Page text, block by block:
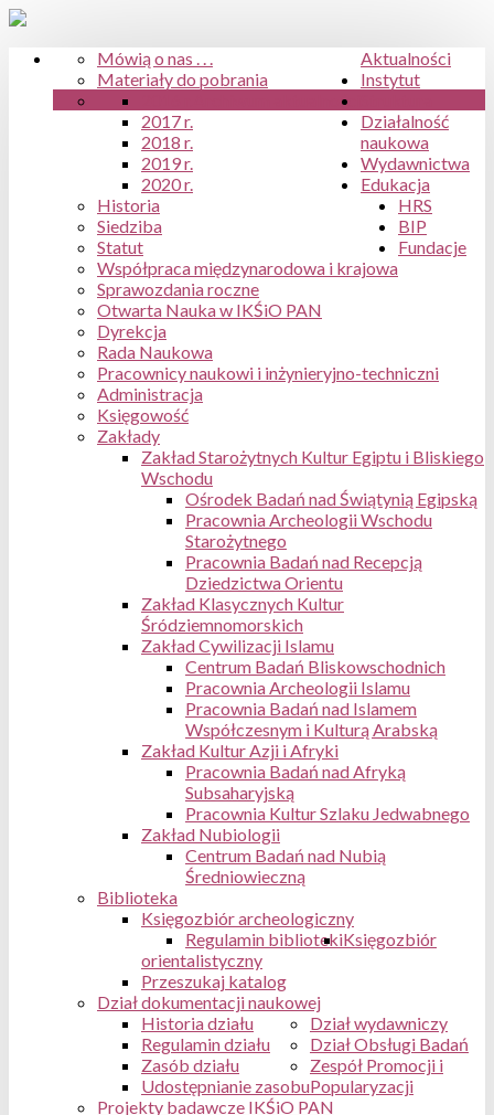
Aktualności
Mówią o nas . . .
Materiały do pobrania
Archiwum aktualności
2017 r.
2018 r.
2019 r.
2020 r.
Instytut
Historia
Siedziba
Statut
Współpraca międzynarodowa i krajowa
Sprawozdania roczne
Otwarta Nauka w IKŚiO PAN
Dyrekcja
Rada Naukowa
Pracownicy naukowi i inżynieryjno-techniczni
Administracja
Księgowość
Zakłady
Zakład Starożytnych Kultur Egiptu i Bliskiego
Wschodu
Ośrodek Badań nad Świątynią Egipską
Pracownia Archeologii Wschodu
Starożytnego
Pracownia Badań nad Recepcją
Dziedzictwa Orientu
Zakład Klasycznych Kultur
Śródziemnomorskich
Zakład Cywilizacji Islamu
Centrum Badań Bliskowschodnich
Pracownia Archeologii Islamu
Pracownia Badań nad Islamem
Współczesnym i Kulturą Arabską
Zakład Kultur Azji i Afryki
Pracownia Badań nad Afryką
Subsaharyjską
Pracownia Kultur Szlaku Jedwabnego
Zakład Nubiologii
Centrum Badań nad Nubią
Średniowieczną
Biblioteka
Księgozbiór archeologiczny
Regulamin bibliotekiKsięgozbiór
orientalistyczny
Przeszukaj katalog
Dział dokumentacji naukowej
Historia działu
Regulamin działu
Zasób działu
Udostępnianie zasobu
Dział wydawniczy
Dział Obsługi Badań
Zespół Promocji i
Popularyzacji
Działalność
naukowa
Projekty badawcze IKŚiO PAN
Wydawnictwa
Edukacja
HRS
BIP
Fundacje